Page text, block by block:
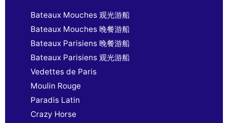
Bateaux Mouches 观光游船
Bateaux Mouches 晚餐游船
Bateaux Parisiens 晚餐游船
Bateaux Parisiens 观光游船
Vedettes de Paris
Moulin Rouge
Paradis Latin
Crazy Horse